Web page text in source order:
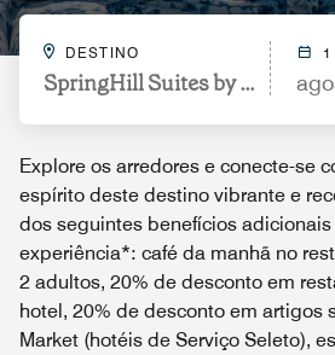
DESTINO
SpringHill Suites by Marriott
Explore os arredores e conecte-se
espírito deste destino vibrante e
dos seguintes benefícios
experiência*: café da manhã no
2 adultos, 20% de desconto em
hotel, 20% de desconto em artigos
Market (hotéis de Serviço Seleto),